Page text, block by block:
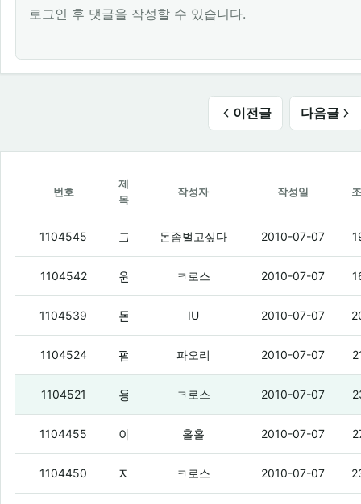
로그인 후 댓글을 작성할 수 있습니다.
이전글 다음글
번호
제
목
작성자 작성일
1104545 (4)
돈좀벌고싶다 2010-07-07
1104542 (1)
ㅋ로스 2010-07-07
1104539 (1)
IU 2010-07-07
1104524 (1)
파오리 2010-07-07
1104521 (2)
ㅋ로스 2010-07-07
1104455 홀홀 2010-07-07
1104450 ㅋ로스 2010-07-07